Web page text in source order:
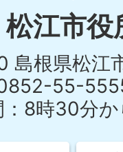
松江市役
島根県松江
55-
：8時30分